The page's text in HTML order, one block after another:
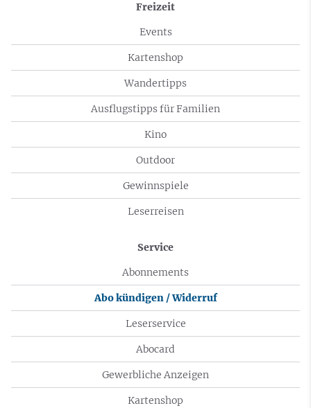
Freizeit
Events
Kartenshop
Wandertipps
Ausflugstipps für Familien
Kino
Outdoor
Gewinnspiele
Leserreisen
Service
Abonnements
Abo kündigen / Widerruf
Leserservice
Abocard
Gewerbliche Anzeigen
Kartenshop